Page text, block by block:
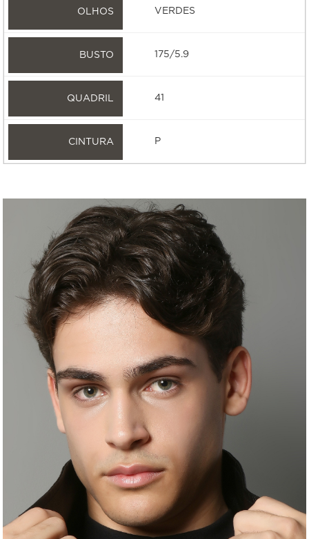
VERDES
175/5.9
41
P